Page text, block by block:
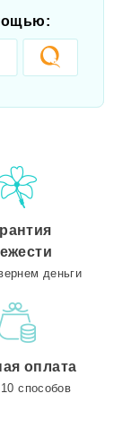
деньги
оплата
способов